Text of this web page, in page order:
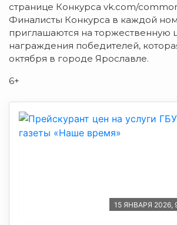
странице Конкурса vk.com/
Финалисты Конкурса в каждой
приглашаются на торжественную
награждения победителей,
октября в городе Ярославле.
6+
15 ЯНВАРЯ 2026,